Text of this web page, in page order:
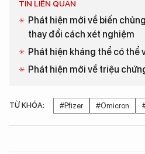
TIN LIÊN QUAN
Phát hiện mới về biến
thay đổi cách xét nghiệm
Phát hiện kháng thể có thể
Phát hiện mới về triệu
TỪ KHÓA: #Pfizer #Omicron